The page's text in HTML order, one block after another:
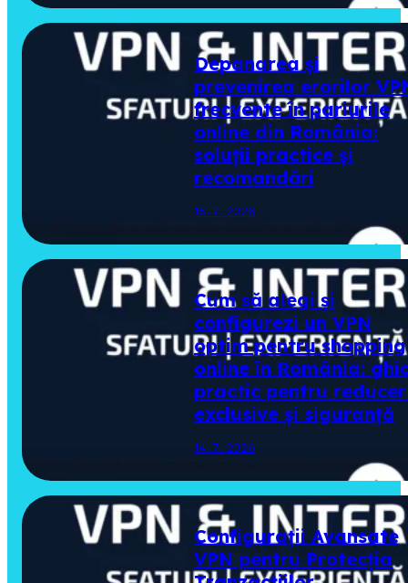
Depanarea și
prevenirea erorilor
frecvente în pariurile
online din România:
soluții practice și
recomandări
15. 7. 2026
Cum să alegi și
configurezi un VPN
optim pentru shopping
online în România:
practic pentru
exclusive și siguranță
14. 7. 2026
Configurații Avansate
VPN pentru Protecția